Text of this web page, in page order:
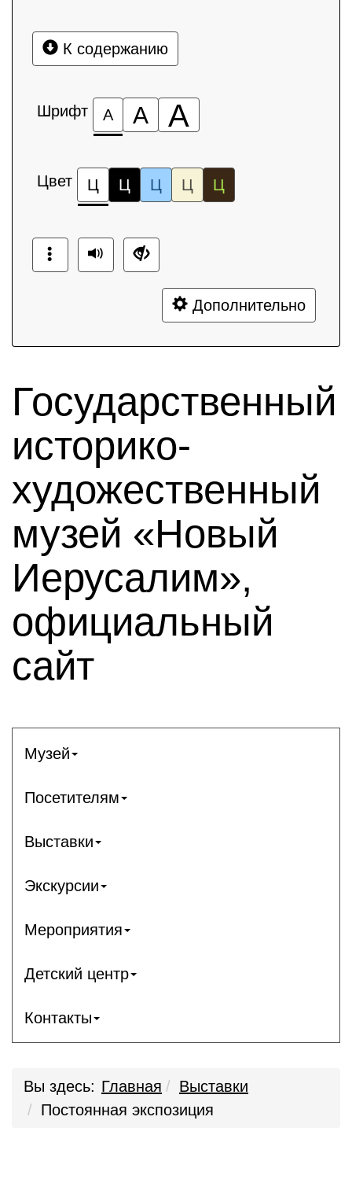
К содержанию
Шрифт А А А
Цвет Ц Ц Ц Ц Ц
Дополнительно
Государственный
историко-
художественный
музей «Новый
Иерусалим»,
официальный
сайт
Музей
Посетителям
Выставки
Экскурсии
Мероприятия
Детский центр
Контакты
Вы здесь: Главная
Выставки
Постоянная экспозиция